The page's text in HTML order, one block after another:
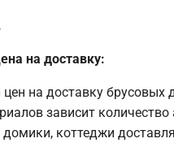
на доставку:
на доставку брусовых
зависит
коттеджи